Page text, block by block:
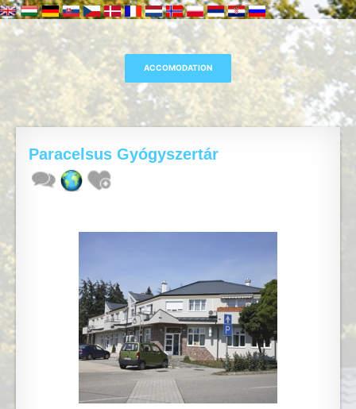
Paracelsus Gyógyszertár